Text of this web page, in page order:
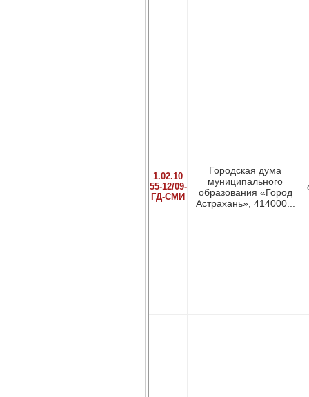
1.02.10
55-12/09-
ГД-СМИ
Городская дума
муниципального
образования «Город
Астрахань», 414000...